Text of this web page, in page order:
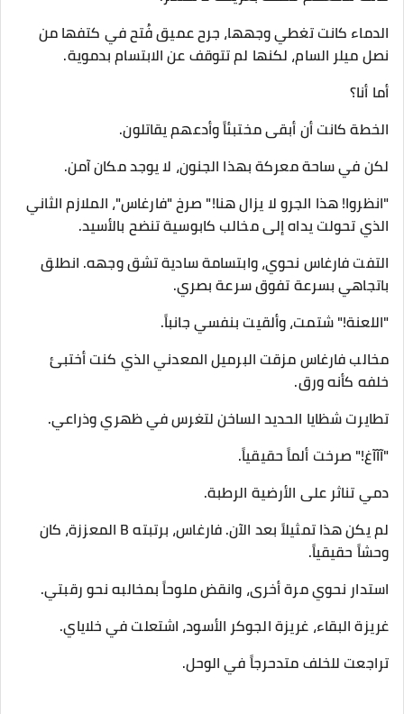
الدماء كانت تغطي وجهها، جرح عميق فُتح في كتفها من
نصل ميلر السام، لكنها لم تتوقف عن الابتسام بدموية.
​أما أنا؟
​الخطة كانت أن أبقى مختبئاً وأدعهم يقاتلون.
لكن في ساحة معركة بهذا الجنون، لا يوجد مكان آمن.
​"انظروا! هذا الجرو لا يزال هنا!" صرخ "فارغاس"، الملازم الثاني
الذي تحولت يداه إلى مخالب كابوسية تنضح بالأسيد.
​التفت فارغاس نحوي، وابتسامة سادية تشق وجهه. انطلق
باتجاهي بسرعة تفوق سرعة بصري.
​"اللعنة!" شتمت، وألقيت بنفسي جانباً.
​مخالب فارغاس مزقت البرميل المعدني الذي كنت أختبئ
خلفه كأنه ورق.
تطايرت شظايا الحديد الساخن لتغرس في ظهري وذراعي.
​"آآآغ!" صرخت ألماً حقيقياً.
دمي تناثر على الأرضية الرطبة.
​لم يكن هذا تمثيلاً بعد الآن. فارغاس، برتبته B المعززة، كان
وحشاً حقيقياً.
استدار نحوي مرة أخرى، وانقض ملوحاً بمخالبه نحو رقبتي.
​غريزة البقاء، غريزة الجوكر الأسود، اشتعلت في خلاياي.
​تراجعت للخلف متدحرجاً في الوحل.